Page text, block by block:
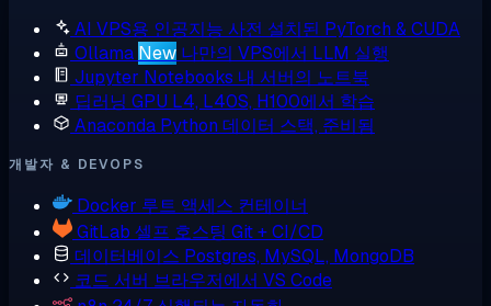
AI VPS용 인공지능 사전 설치된 PyTorch & CUDA
Ollama New 나만의 VPS에서 LLM 실행
Jupyter Notebooks 내 서버의 노트북
딥러닝 GPU L4, L40S, H100에서 학습
Anaconda Python 데이터 스택, 준비됨
개발자 & DEVOPS
Docker 루트 액세스 컨테이너
GitLab 셀프 호스팅 Git + CI/CD
데이터베이스 Postgres, MySQL, MongoDB
코드 서버 브라우저에서 VS Code